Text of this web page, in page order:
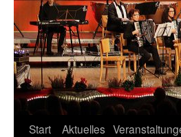
Start Aktuelles